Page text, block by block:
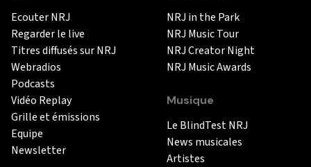
Ecouter NRJ
Regarder le live
Titres diffusés sur NRJ
Webradios
Podcasts
Vidéo Replay
Grille et émissions
Equipe
Newsletter
NRJ in the Park
NRJ Music Tour
NRJ Creator Night
NRJ Music Awards
Musique
Le BlindTest NRJ
News musicales
Artistes